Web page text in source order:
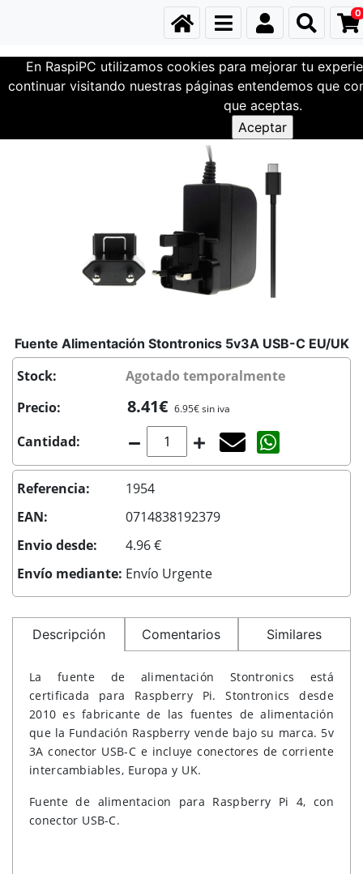
En RaspiPC utilizamos cookies para mejorar tu
continuar visitando nuestras páginas entendemos que
que aceptas.
0
Conexiones Alimentacion - Corriente
Fuente Alimentación Stontronics 5v3A USB-C EU/UK
Stock:
Agotado temporalmente
Precio:
8.41€ 6.95€ sin iva
Cantidad: AgotadoCompartir
Referencia:
1954
EAN:
0714838192379
Envio desde:
4.96 €
Envío mediante: Envío Urgente
Descripción Comentarios Similares
La fuente de alimentación Stontronics está
certificada para Raspberry Pi. Stontronics desde
2010 es fabricante de las fuentes de alimentación
que la Fundación Raspberry vende bajo su marca. 5v
3A conector USB-C e incluye conectores de corriente
intercambiables, Europa y UK.
Fuente de alimentacion para Raspberry Pi 4, con
conector USB-C.